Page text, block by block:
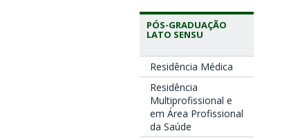
PÓS-GRADUAÇÃO
LATO SENSU
Residência Médica
Residência
Multiprofissional e
em Área Profissional
da Saúde